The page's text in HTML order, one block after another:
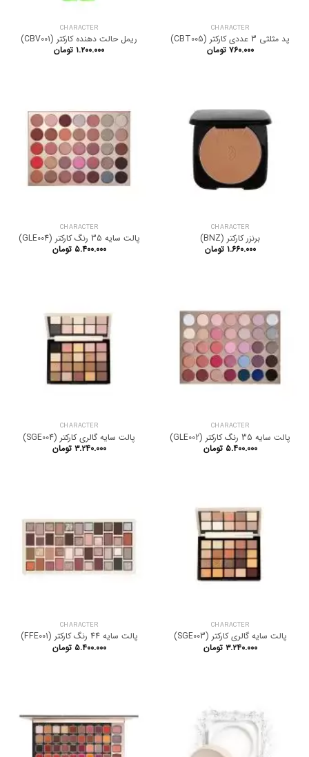
CHARACTER
پد مثلثی 3 عددی کارکتر (CBT005)
۷۶۰.۰۰۰ تومان
CHARACTER
ریمل حالت دهنده کارکتر (CBV001)
۱.۲۰۰.۰۰۰ تومان
CHARACTER
برنزر کارکتر (BNZ)
۱.۶۶۰.۰۰۰ تومان
CHARACTER
پالت سایه 35 رنگ کارکتر (GLE004)
۵.۴۰۰.۰۰۰ تومان
CHARACTER
پالت سایه 35 رنگ کارکتر (GLE002)
۵.۴۰۰.۰۰۰ تومان
CHARACTER
پالت سایه گالری کارکتر (SGE004)
۳.۲۴۰.۰۰۰ تومان
CHARACTER
پالت سایه گالری کارکتر (SGE003)
۳.۲۴۰.۰۰۰ تومان
CHARACTER
پالت سایه 44 رنگ کارکتر (FFE001)
۵.۴۰۰.۰۰۰ تومان